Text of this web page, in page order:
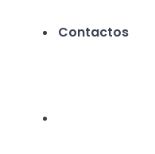
Contactos